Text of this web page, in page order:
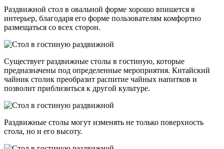
Раздвижной стол в овальной форме хорошо впишется в
интерьер, благодаря его форме пользователям комфортно
размещаться со всех сторон.
Существует раздвижные столы в гостиную, которые
предназначены под определенные мероприятия. Китайский
чайник столик преобразит распитие чайных напитков и
позволит приблизиться к другой культуре.
Раздвижные столы могут изменять не только поверхность
стола, но и его высоту.